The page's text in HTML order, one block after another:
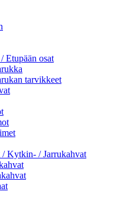
Etupään osat
tarvikkeet
/ Kytkin- / Jarrukahvat